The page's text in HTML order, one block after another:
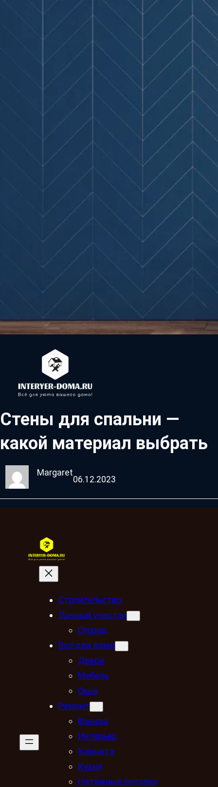
Стены для спальни —
какой материал выбрать
Margaret
06.12.2023
Строительство
Дачный участок
Огород
Всё для дома
Двери
Мебель
Окна
Ремонт
Ванная
Интерьер
Комната
Кухня
Натяжные потолки